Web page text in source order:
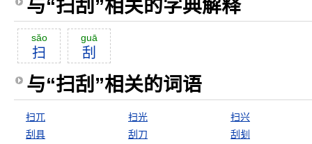
与“扫刮”相关的字典解释
săo
扫
guā
刮
与“扫刮”相关的词语
扫兀 扫光
扫兴
刮具
刮刀 刮刬